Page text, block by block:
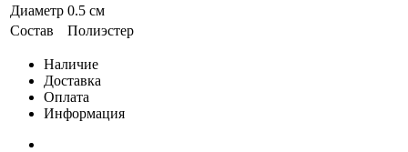
Диаметр 0.5 см
Состав
Полиэстер
Наличие
Доставка
Оплата
Информация